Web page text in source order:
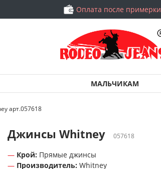
Оплата после примерки
МАЛЬЧИКАМ
арт.057618
Джинсы Whitney 057618
Крой: Прямые джинсы
Производитель: Whitney